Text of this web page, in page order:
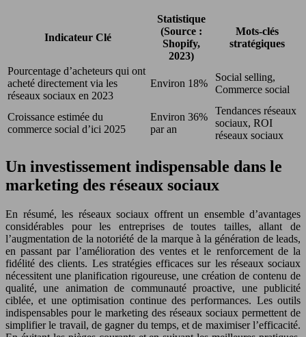
Indicateur Clé
Statistique
(Source :
Shopify,
2023)
Mots-clés
stratégiques
Pourcentage d’acheteurs qui ont
acheté directement via les
réseaux sociaux en 2023
Environ 18%
Social selling,
Commerce social
Croissance estimée du
commerce social d’ici 2025
Environ 36%
par an
Tendances réseaux
sociaux, ROI
réseaux sociaux
Un investissement indispensable dans le
marketing des réseaux sociaux
En résumé, les réseaux sociaux offrent un ensemble d’avantages
considérables pour les entreprises de toutes tailles, allant de
l’augmentation de la notoriété de la marque à la génération de leads,
en passant par l’amélioration des ventes et le renforcement de la
fidélité des clients. Les stratégies efficaces sur les réseaux sociaux
nécessitent une planification rigoureuse, une création de contenu de
qualité, une animation de communauté proactive, une publicité
ciblée, et une optimisation continue des performances. Les outils
indispensables pour le marketing des réseaux sociaux permettent de
simplifier le travail, de gagner du temps, et de maximiser l’efficacité.